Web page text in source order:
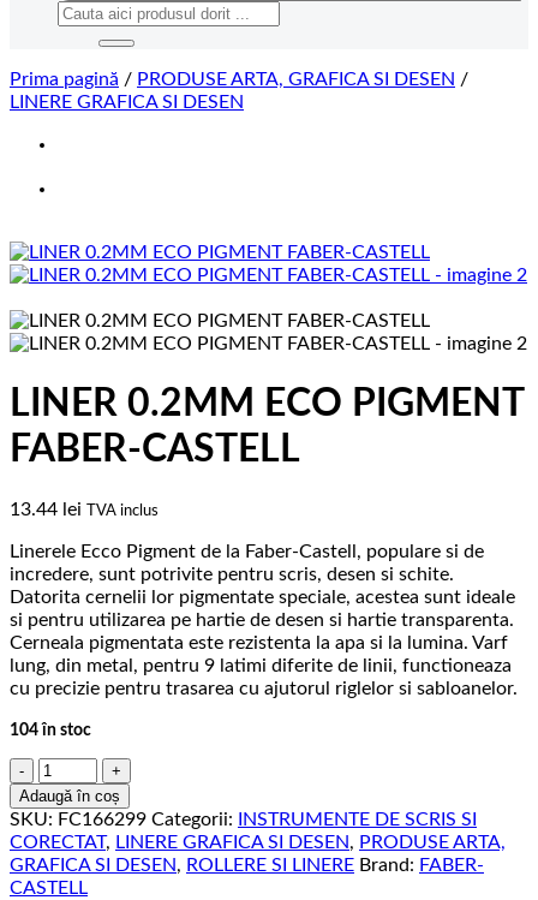
Caută
Prima pagină / PRODUSE ARTA, GRAFICA SI DESEN /
LINERE GRAFICA SI DESEN
LINER 0.2MM ECO PIGMENT
FABER-CASTELL
13.44 lei TVA inclus
Linerele Ecco Pigment de la Faber-Castell, populare si de
incredere, sunt potrivite pentru scris, desen si schite.
Datorita cernelii lor pigmentate speciale, acestea sunt ideale
si pentru utilizarea pe hartie de desen si hartie transparenta.
Cerneala pigmentata este rezistenta la apa si la lumina. Varf
lung, din metal, pentru 9 latimi diferite de linii, functioneaza
cu precizie pentru trasarea cu ajutorul riglelor si sabloanelor.
104 în stoc
Cantitate
LINER
0.2MM
ECO
PIGMENT
FABER-
Adaugă în coș
SKU: FC166299 Categorii:
INSTRUMENTE DE SCRIS SI
CORECTAT, LINERE GRAFICA SI DESEN, PRODUSE ARTA,
GRAFICA SI DESEN, ROLLERE SI LINERE Brand: FABER-
CASTELL